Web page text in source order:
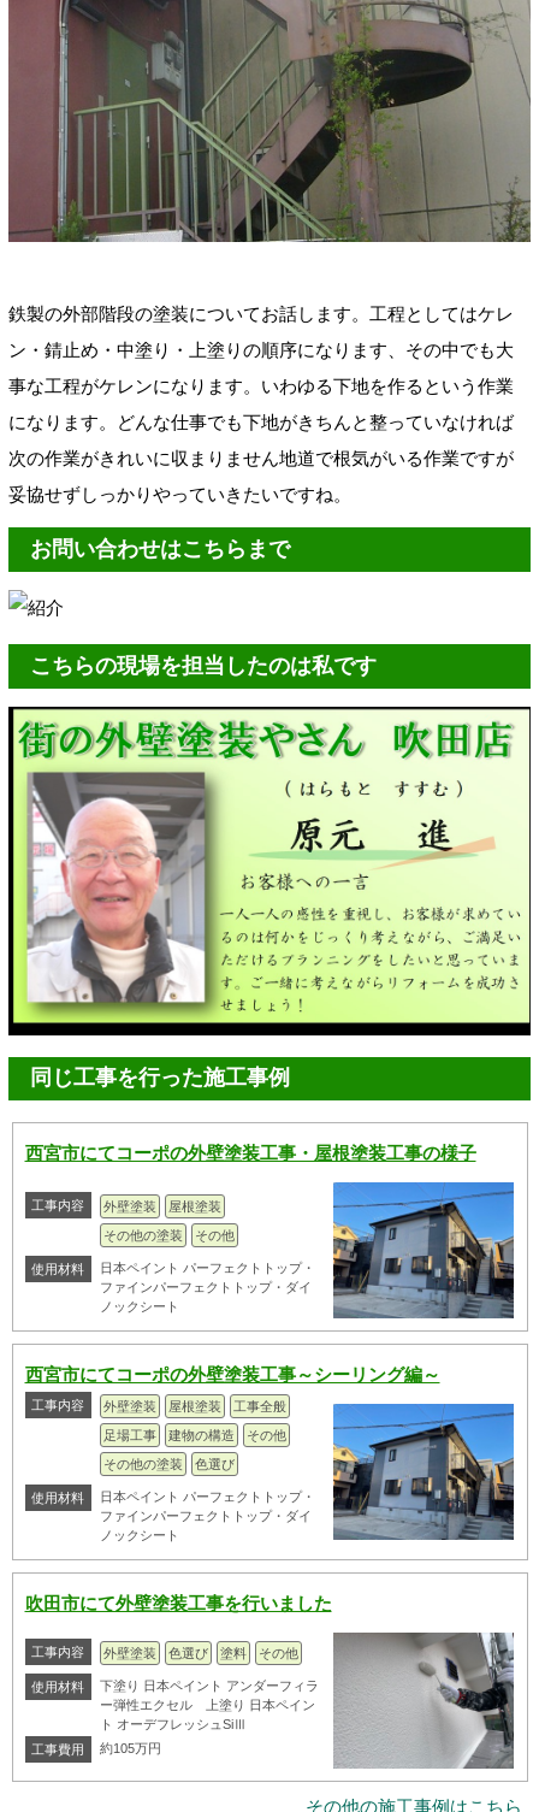
鉄製の外部階段の塗装についてお話します。工程としてはケレ
ン・錆止め・中塗り・上塗りの順序になります、その中でも大
事な工程がケレンになります。いわゆる下地を作るという作業
になります。どんな仕事でも下地がきちんと整っていなければ
次の作業がきれいに収まりません地道で根気がいる作業ですが
妥協せずしっかりやっていきたいですね。
お問い合わせはこちらまで
こちらの現場を担当したのは私です
同じ工事を行った施工事例
西宮市にてコーポの外壁塗装工事・屋根塗装工事の様子
工事内容 外壁塗装
屋根塗装
その他の塗装
その他
使用材料
日本ペイント パーフェクトトップ・
ファインパーフェクトトップ・ダイ
ノックシート
西宮市にてコーポの外壁塗装工事～シーリング編～
工事内容 外壁塗装 屋根塗装
工事全般
足場工事
建物の構造
その他
その他の塗装
色選び
使用材料
日本ペイント パーフェクトトップ・
ファインパーフェクトトップ・ダイ
ノックシート
吹田市にて外壁塗装工事を行いました
工事内容 外壁塗装 色選び 塗料 その他
使用材料
下塗り 日本ペイント アンダーフィラ
ー弾性エクセル 上塗り 日本ペイン
ト オーデフレッシュSiⅢ
工事費用
約105万円
その他の施工事例はこちら